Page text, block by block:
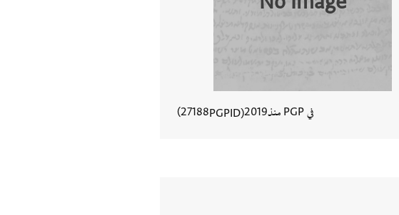
في PGP منذ 2019
PGPID
27188